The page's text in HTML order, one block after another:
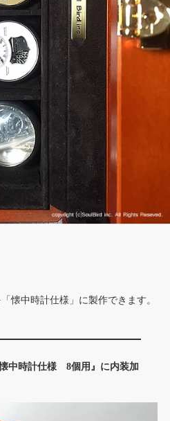
懐中時計仕様」に製作できます。
中時計仕様 8個用』に内装加